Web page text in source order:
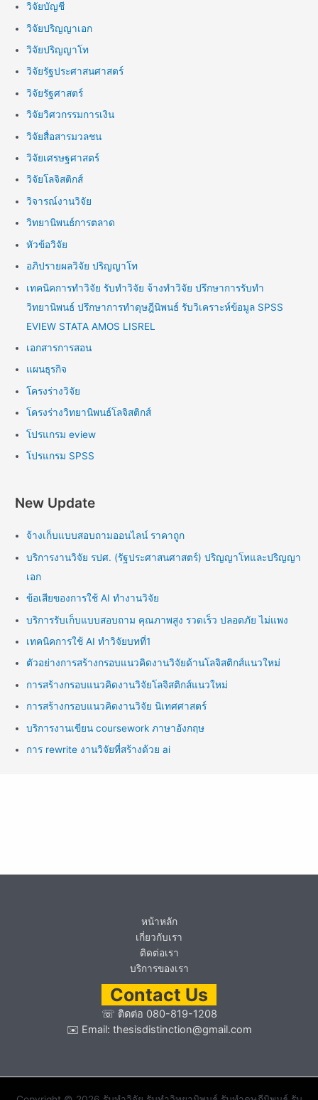
วิจัยบัญชี
วิจัยปริญญาเอก
วิจัยปริญญาโท
วิจัยรัฐประศาสนศาสตร์
วิจัยรัฐศาสตร์
วิจัยวิศวกรรมการเงิน
วิจัยสื่อสารมวลชน
วิจัยเศรษฐศาสตร์
วิจัยโลจิสติกส์
วิจารณ์งานวิจัย
วิทยานิพนธ์การตลาด
หัวข้อวิจัย
อภิปรายผลวิจัย ปริญญาโท
เทคนิคการทำวิจัย รับทำวิจัย จ้างทำวิจัย ปรึกษาการรับทำ
วิทยานิพนธ์ ปรึกษาการทำดุษฎีนิพนธ์ รับวิเคราะห์ข้อมูล SPSS
EVIEW STATA AMOS LISREL
เอกสารการสอน
แผนธุรกิจ
โครงร่างวิจัย
โครงร่างวิทยานิพนธ์โลจิสติกส์
โปรแกรม eview
โปรแกรม SPSS
New Update
จ้างเก็บแบบสอบถามออนไลน์ ราคาถูก
บริการงานวิจัย รปศ. (รัฐประศาสนศาสตร์) ปริญญาโทและปริญญา
เอก
ข้อเสียของการใช้ AI ทำงานวิจัย
บริการรับเก็บแบบสอบถาม คุณภาพสูง รวดเร็ว ปลอดภัย ไม่แพง
เทคนิคการใช้ AI ทำวิจัยบทที่1
ตัวอย่างการสร้างกรอบแนวคิดงานวิจัยด้านโลจิสติกส์แนวใหม่
การสร้างกรอบแนวคิดงานวิจัยโลจิสติกส์แนวใหม่
การสร้างกรอบแนวคิดงานวิจัย นิเทศศาสตร์
บริการงานเขียน coursework ภาษาอังกฤษ
การ rewrite งานวิจัยที่สร้างด้วย ai
หน้าหลัก
เกี่ยวกับเรา
ติดต่อเรา
บริการของเรา
Contact Us
☏ ติดต่อ 080-819-1208
✉️ Email: thesisdistinction@gmail.com